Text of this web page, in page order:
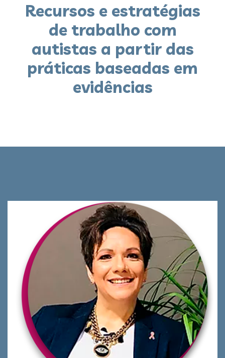
Recursos e estratégias
de trabalho com
autistas a partir das
práticas baseadas em
evidências